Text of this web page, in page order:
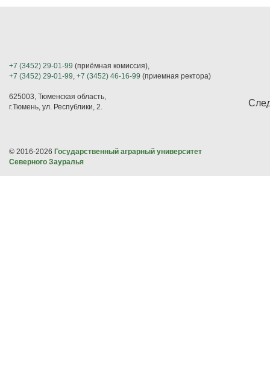
+7 (3452) 29-01-99 (приёмная комиссия),
+7 (3452) 29-01-99, +7 (3452) 46-16-99 (приемная ректора)
625003, Тюменская область,
г.Тюмень, ул. Республики, 2.
© 2016-2026 Государственный аграрный университет
Северного Зауралья